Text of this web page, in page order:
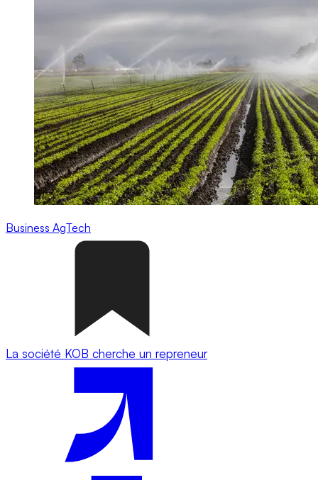
Business AgTech
La société KOB cherche un repreneur